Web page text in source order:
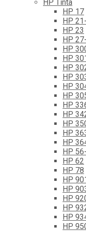
HP Tinta
HP 17
HP
HP 23
HP
HP
HP
HP
HP
HP
HP
HP
HP
HP
HP
HP
HP
HP 62
HP 78
HP
HP
HP
HP
HP
HP